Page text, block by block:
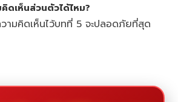
ดเห็นส่วนตัวได้ไหม?
ามคิดเห็นไว้บทที่ 5 จะปลอดภัยที่สุด